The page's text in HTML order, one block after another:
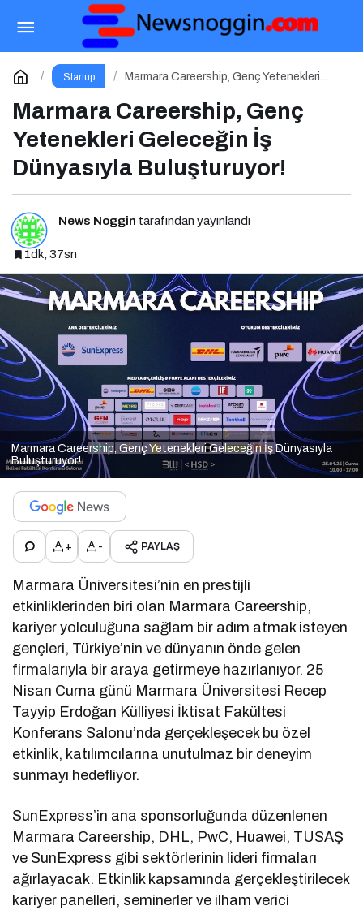
Startup
Marmara Careership, Genç Yetenekleri
Marmara Careership, Genç
Yetenekleri Geleceğin İş
Dünyasıyla Buluşturuyor!
News Noggin tarafından yayınlandı
1dk, 37sn
Marmara Careership, Genç Yetenekleri Geleceğin İş Dünyasıyla
Buluşturuyor!
+ - PAYLAŞ
Marmara Üniversitesi’nin en prestijli
etkinliklerinden biri olan Marmara Careership,
kariyer yolculuğuna sağlam bir adım atmak isteyen
gençleri, Türkiye’nin ve dünyanın önde gelen
firmalarıyla bir araya getirmeye hazırlanıyor. 25
Nisan Cuma günü Marmara Üniversitesi Recep
Tayyip Erdoğan Külliyesi İktisat Fakültesi
Konferans Salonu’nda gerçekleşecek bu özel
etkinlik, katılımcılarına unutulmaz bir deneyim
sunmayı hedefliyor.
SunExpress’in ana sponsorluğunda düzenlenen
Marmara Careership, DHL, PwC, Huawei, TUSAŞ
ve SunExpress gibi sektörlerinin lideri firmaları
ağırlayacak. Etkinlik kapsamında gerçekleştirilecek
kariyer panelleri, seminerler ve ilham verici
Marka İnisiyatifi Zirvesi 24 Nisan’da İstanbul
Aydın Üniversitesi’nde!
Yorum Yap